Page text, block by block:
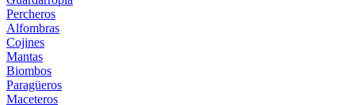
Percheros
Alfombras
Cojines
Mantas
Biombos
Paragüeros
Maceteros